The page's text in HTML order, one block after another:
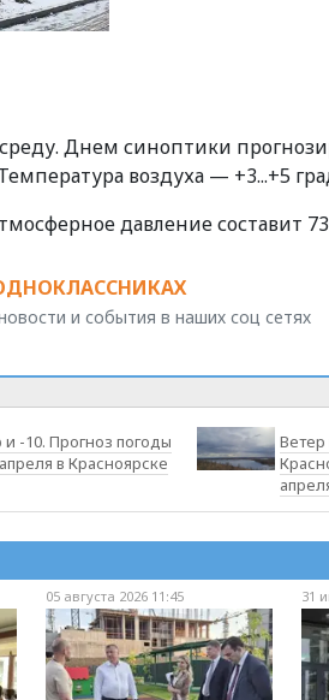
Днем синоптики
воздуха — +3...+5
давление составит
и события в наших соц сетях
и -10. Прогноз погоды
в Красноярске
Ветер
05 августа 2026 11:45 31